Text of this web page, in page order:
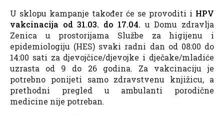
U sklopu kampanje također će se provoditi i HPV
vakcinacija od 31.03. do 17.04. u Domu zdravlja
Zenica u prostorijama Službe za higijenu i
epidemiologiju (HES) svaki radni dan od 08:00 do
14:00 sati za djevojčice/djevojke i dječake/mladiće
uzrasta od 9 do 26 godina. Za vakcinaciju je
potrebno ponijeti samo zdravstvenu knjižicu, a
prethodni pregled u ambulanti porodične
medicine nije potreban.